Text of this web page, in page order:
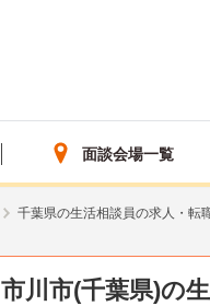
面談会場一覧
千葉県の生活相談員の求人・転
市川市(千葉県)の